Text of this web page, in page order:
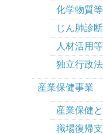
化学物質
じん肺診
人材活用
独立行政
産業保健事業
産業保健
職場復帰